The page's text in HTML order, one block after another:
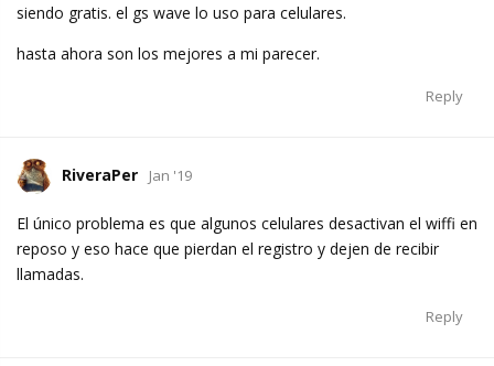
siendo gratis. el gs wave lo uso para celulares.
hasta ahora son los mejores a mi parecer.
Reply
RiveraPer Jan '19
El único problema es que algunos celulares desactivan el wiffi en
reposo y eso hace que pierdan el registro y dejen de recibir
llamadas.
Reply